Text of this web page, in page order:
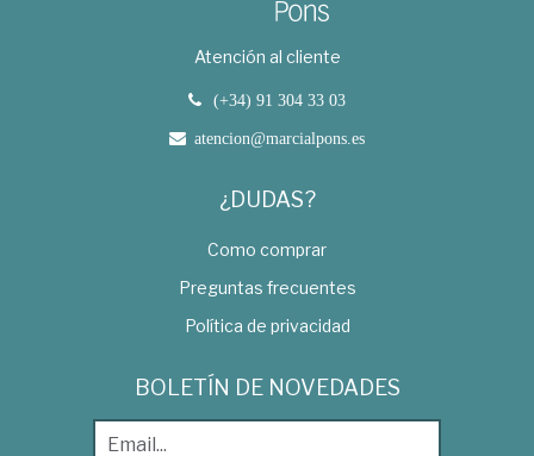
Atención al cliente
(+34) 91 304 33 03
atencion@marcialpons.es
¿DUDAS?
Como comprar
Preguntas frecuentes
Política de privacidad
BOLETÍN DE NOVEDADES